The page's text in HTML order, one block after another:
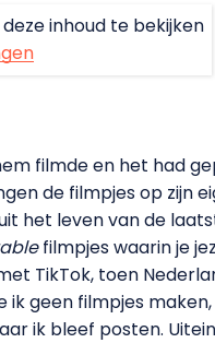
inhoud te bekijken
filmde en het had
de filmpjes op zijn
het leven van de
filmpjes waarin je
TikTok, toen
geen filmpjes
ik bleef posten.